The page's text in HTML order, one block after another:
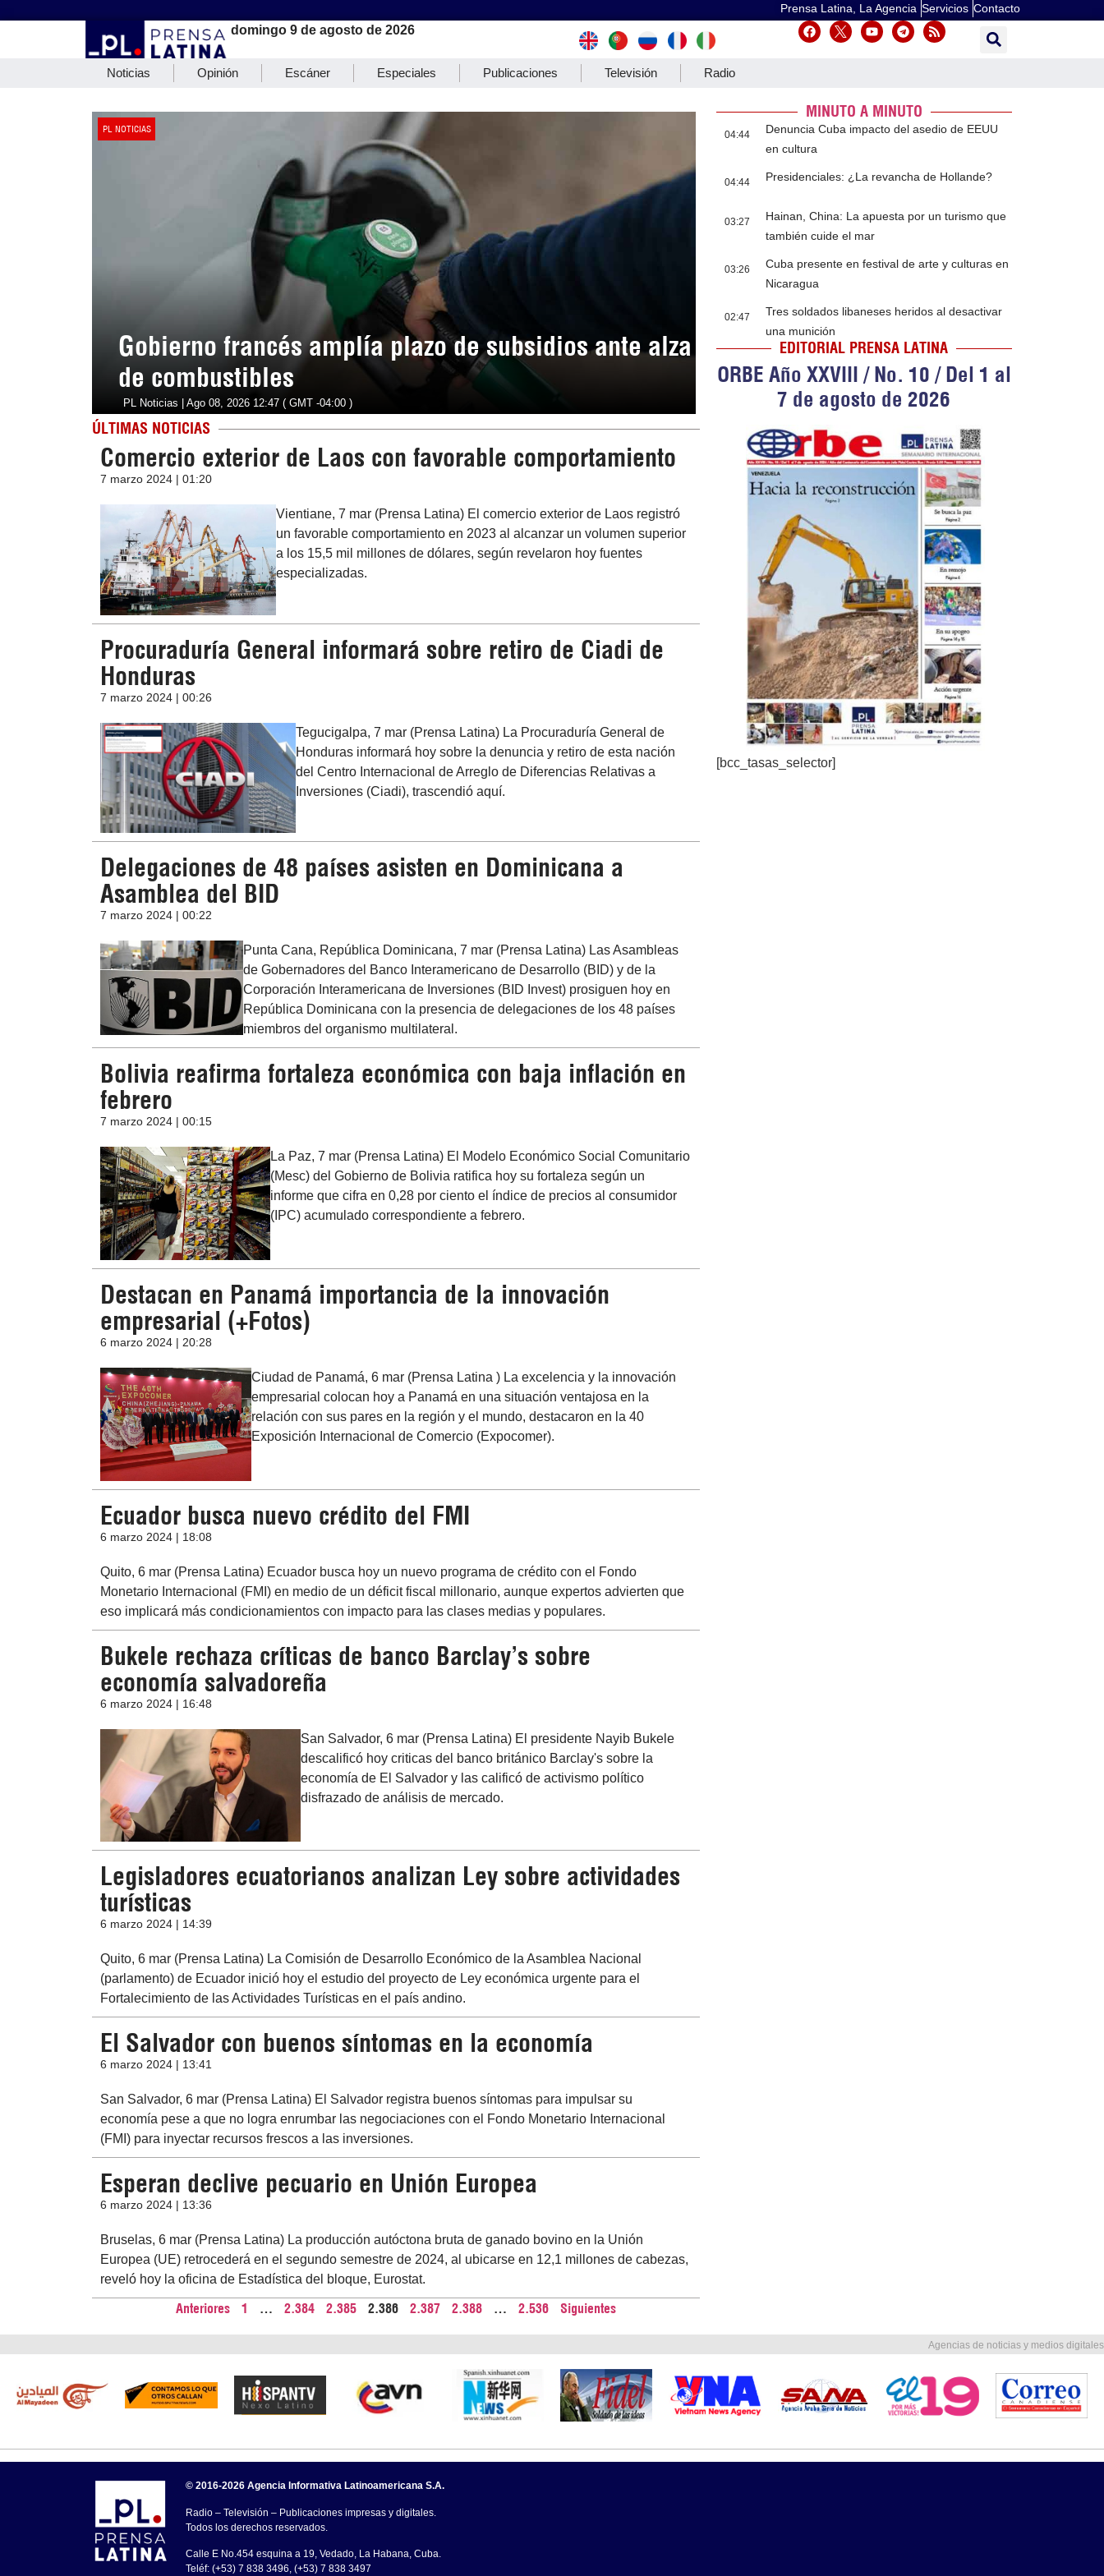
Prensa Latina, La Agencia Servicios Contacto
domingo 9 de agosto de 2026
Noticias Opinión Escáner Especiales Publicaciones Televisión Radio
PL NOTICIAS
Gobierno francés amplía plazo de subsidios ante alza
de combustibles
PL Noticias | Ago 08, 2026 12:47 ( GMT -04:00 )
ÚLTIMAS NOTICIAS
Comercio exterior de Laos con favorable comportamiento
7 marzo 2024 | 01:20
Vientiane, 7 mar (Prensa Latina) El comercio exterior de Laos registró
un favorable comportamiento en 2023 al alcanzar un volumen superior
a los 15,5 mil millones de dólares, según revelaron hoy fuentes
especializadas.
Procuraduría General informará sobre retiro de Ciadi de
Honduras
7 marzo 2024 | 00:26
Tegucigalpa, 7 mar (Prensa Latina) La Procuraduría General de
Honduras informará hoy sobre la denuncia y retiro de esta nación
del Centro Internacional de Arreglo de Diferencias Relativas a
Inversiones (Ciadi), trascendió aquí.
Delegaciones de 48 países asisten en Dominicana a
Asamblea del BID
7 marzo 2024 | 00:22
Punta Cana, República Dominicana, 7 mar (Prensa Latina) Las Asambleas
de Gobernadores del Banco Interamericano de Desarrollo (BID) y de la
Corporación Interamericana de Inversiones (BID Invest) prosiguen hoy en
República Dominicana con la presencia de delegaciones de los 48 países
miembros del organismo multilateral.
Bolivia reafirma fortaleza económica con baja inflación en
febrero
7 marzo 2024 | 00:15
La Paz, 7 mar (Prensa Latina) El Modelo Económico Social Comunitario
(Mesc) del Gobierno de Bolivia ratifica hoy su fortaleza según un
informe que cifra en 0,28 por ciento el índice de precios al consumidor
(IPC) acumulado correspondiente a febrero.
Destacan en Panamá importancia de la innovación
empresarial (+Fotos)
6 marzo 2024 | 20:28
Ciudad de Panamá, 6 mar (Prensa Latina ) La excelencia y la innovación
empresarial colocan hoy a Panamá en una situación ventajosa en la
relación con sus pares en la región y el mundo, destacaron en la 40
Exposición Internacional de Comercio (Expocomer).
Ecuador busca nuevo crédito del FMI
6 marzo 2024 | 18:08
Quito, 6 mar (Prensa Latina) Ecuador busca hoy un nuevo programa de crédito con el Fondo
Monetario Internacional (FMI) en medio de un déficit fiscal millonario, aunque expertos advierten que
eso implicará más condicionamientos con impacto para las clases medias y populares.
Bukele rechaza críticas de banco Barclay’s sobre
economía salvadoreña
6 marzo 2024 | 16:48
San Salvador, 6 mar (Prensa Latina) El presidente Nayib Bukele
descalificó hoy criticas del banco británico Barclay's sobre la
economía de El Salvador y las calificó de activismo político
disfrazado de análisis de mercado.
Legisladores ecuatorianos analizan Ley sobre actividades
turísticas
6 marzo 2024 | 14:39
Quito, 6 mar (Prensa Latina) La Comisión de Desarrollo Económico de la Asamblea Nacional
(parlamento) de Ecuador inició hoy el estudio del proyecto de Ley económica urgente para el
Fortalecimiento de las Actividades Turísticas en el país andino.
El Salvador con buenos síntomas en la economía
6 marzo 2024 | 13:41
San Salvador, 6 mar (Prensa Latina) El Salvador registra buenos síntomas para impulsar su
economía pese a que no logra enrumbar las negociaciones con el Fondo Monetario Internacional
(FMI) para inyectar recursos frescos a las inversiones.
Esperan declive pecuario en Unión Europea
6 marzo 2024 | 13:36
Bruselas, 6 mar (Prensa Latina) La producción autóctona bruta de ganado bovino en la Unión
Europea (UE) retrocederá en el segundo semestre de 2024, al ubicarse en 12,1 millones de cabezas,
reveló hoy la oficina de Estadística del bloque, Eurostat.
Anteriores 1 … 2.384 2.385 2.386 2.387 2.388 … 2.536 Siguientes
MINUTO A MINUTO
04:44
Denuncia Cuba impacto del asedio de EEUU
en cultura
04:44 Presidenciales: ¿La revancha de Hollande?
03:27
Hainan, China: La apuesta por un turismo que
también cuide el mar
03:26
Cuba presente en festival de arte y culturas en
Nicaragua
02:47
Tres soldados libaneses heridos al desactivar
una munición
EDITORIAL PRENSA LATINA
ORBE Año XXVIII / No. 10 / Del 1 al
7 de agosto de 2026
[bcc_tasas_selector]
Agencias de noticias y medios digitales
© 2016-2026 Agencia Informativa Latinoamericana S.A.
Radio – Televisión – Publicaciones impresas y digitales.
Todos los derechos reservados.
Calle E No.454 esquina a 19, Vedado, La Habana, Cuba.
Teléf: (+53) 7 838 3496, (+53) 7 838 3497